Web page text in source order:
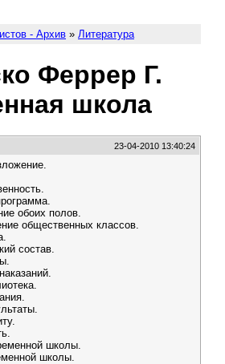
- Архив » Литература
Феррер Г.
школа
23-04-2010 13:40:24
обоих полов.
общественных классов.
состав.
школы.
школы.